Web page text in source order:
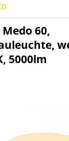
Medo 60,
5000lm